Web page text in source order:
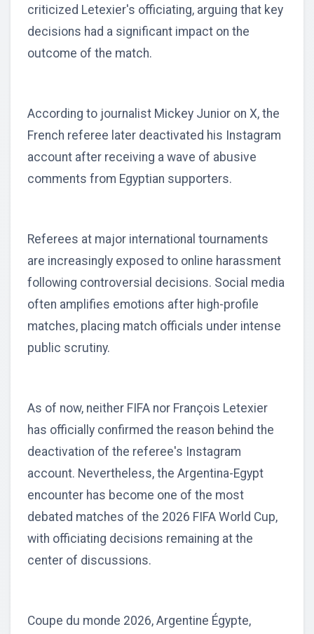
criticized Letexier's officiating, arguing that key
decisions had a significant impact on the
outcome of the match.
According to journalist Mickey Junior on X, the
French referee later deactivated his Instagram
account after receiving a wave of abusive
comments from Egyptian supporters.
Referees at major international tournaments
are increasingly exposed to online harassment
following controversial decisions. Social media
often amplifies emotions after high-profile
matches, placing match officials under intense
public scrutiny.
As of now, neither FIFA nor François Letexier
has officially confirmed the reason behind the
deactivation of the referee's Instagram
account. Nevertheless, the Argentina-Egypt
encounter has become one of the most
debated matches of the 2026 FIFA World Cup,
with officiating decisions remaining at the
center of discussions.
Coupe du monde 2026, Argentine Égypte,